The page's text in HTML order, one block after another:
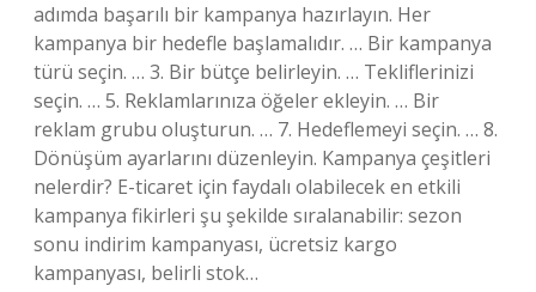
adımda başarılı bir kampanya hazırlayın. Her
kampanya bir hedefle başlamalıdır. … Bir kampanya
türü seçin. … 3. Bir bütçe belirleyin. … Tekliflerinizi
seçin. … 5. Reklamlarınıza öğeler ekleyin. … Bir
reklam grubu oluşturun. … 7. Hedeflemeyi seçin. … 8.
Dönüşüm ayarlarını düzenleyin. Kampanya çeşitleri
nelerdir? E-ticaret için faydalı olabilecek en etkili
kampanya fikirleri şu şekilde sıralanabilir: sezon
sonu indirim kampanyası, ücretsiz kargo
kampanyası, belirli stok…